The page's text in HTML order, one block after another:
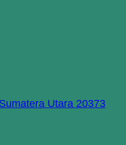
Utara 20373